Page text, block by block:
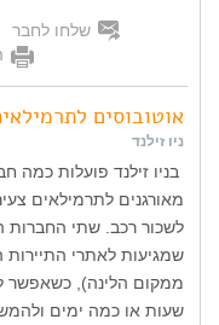
שלחו לחבר
אוטובוסים
ניו זילנד
בניו זילנד פועלות כמה
מאורגנים לתרמילאים
שמגיעות לאתרי התיירות
ממקום הלינה), כשאפשר
שעות או כמה ימים